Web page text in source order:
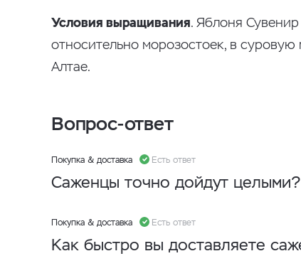
Условия выращивания. Яблоня
относительно морозостоек, в
Алтае.
Вопрос-ответ
Покупка & доставка Есть ответ
Саженцы точно дойдут целыми?
Покупка & доставка Есть ответ
Как быстро вы доставляете